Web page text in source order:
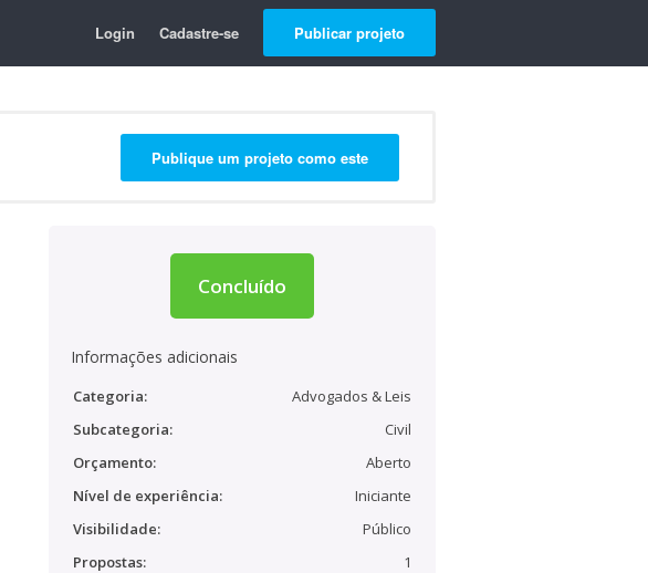
Login Cadastre-se Publicar projeto
Publique um projeto como este
Concluído
Informações adicionais
Categoria:
Advogados & Leis
Subcategoria:
Civil
Orçamento:
Aberto
Nível de experiência:
Iniciante
Visibilidade:
Público
Propostas:
1